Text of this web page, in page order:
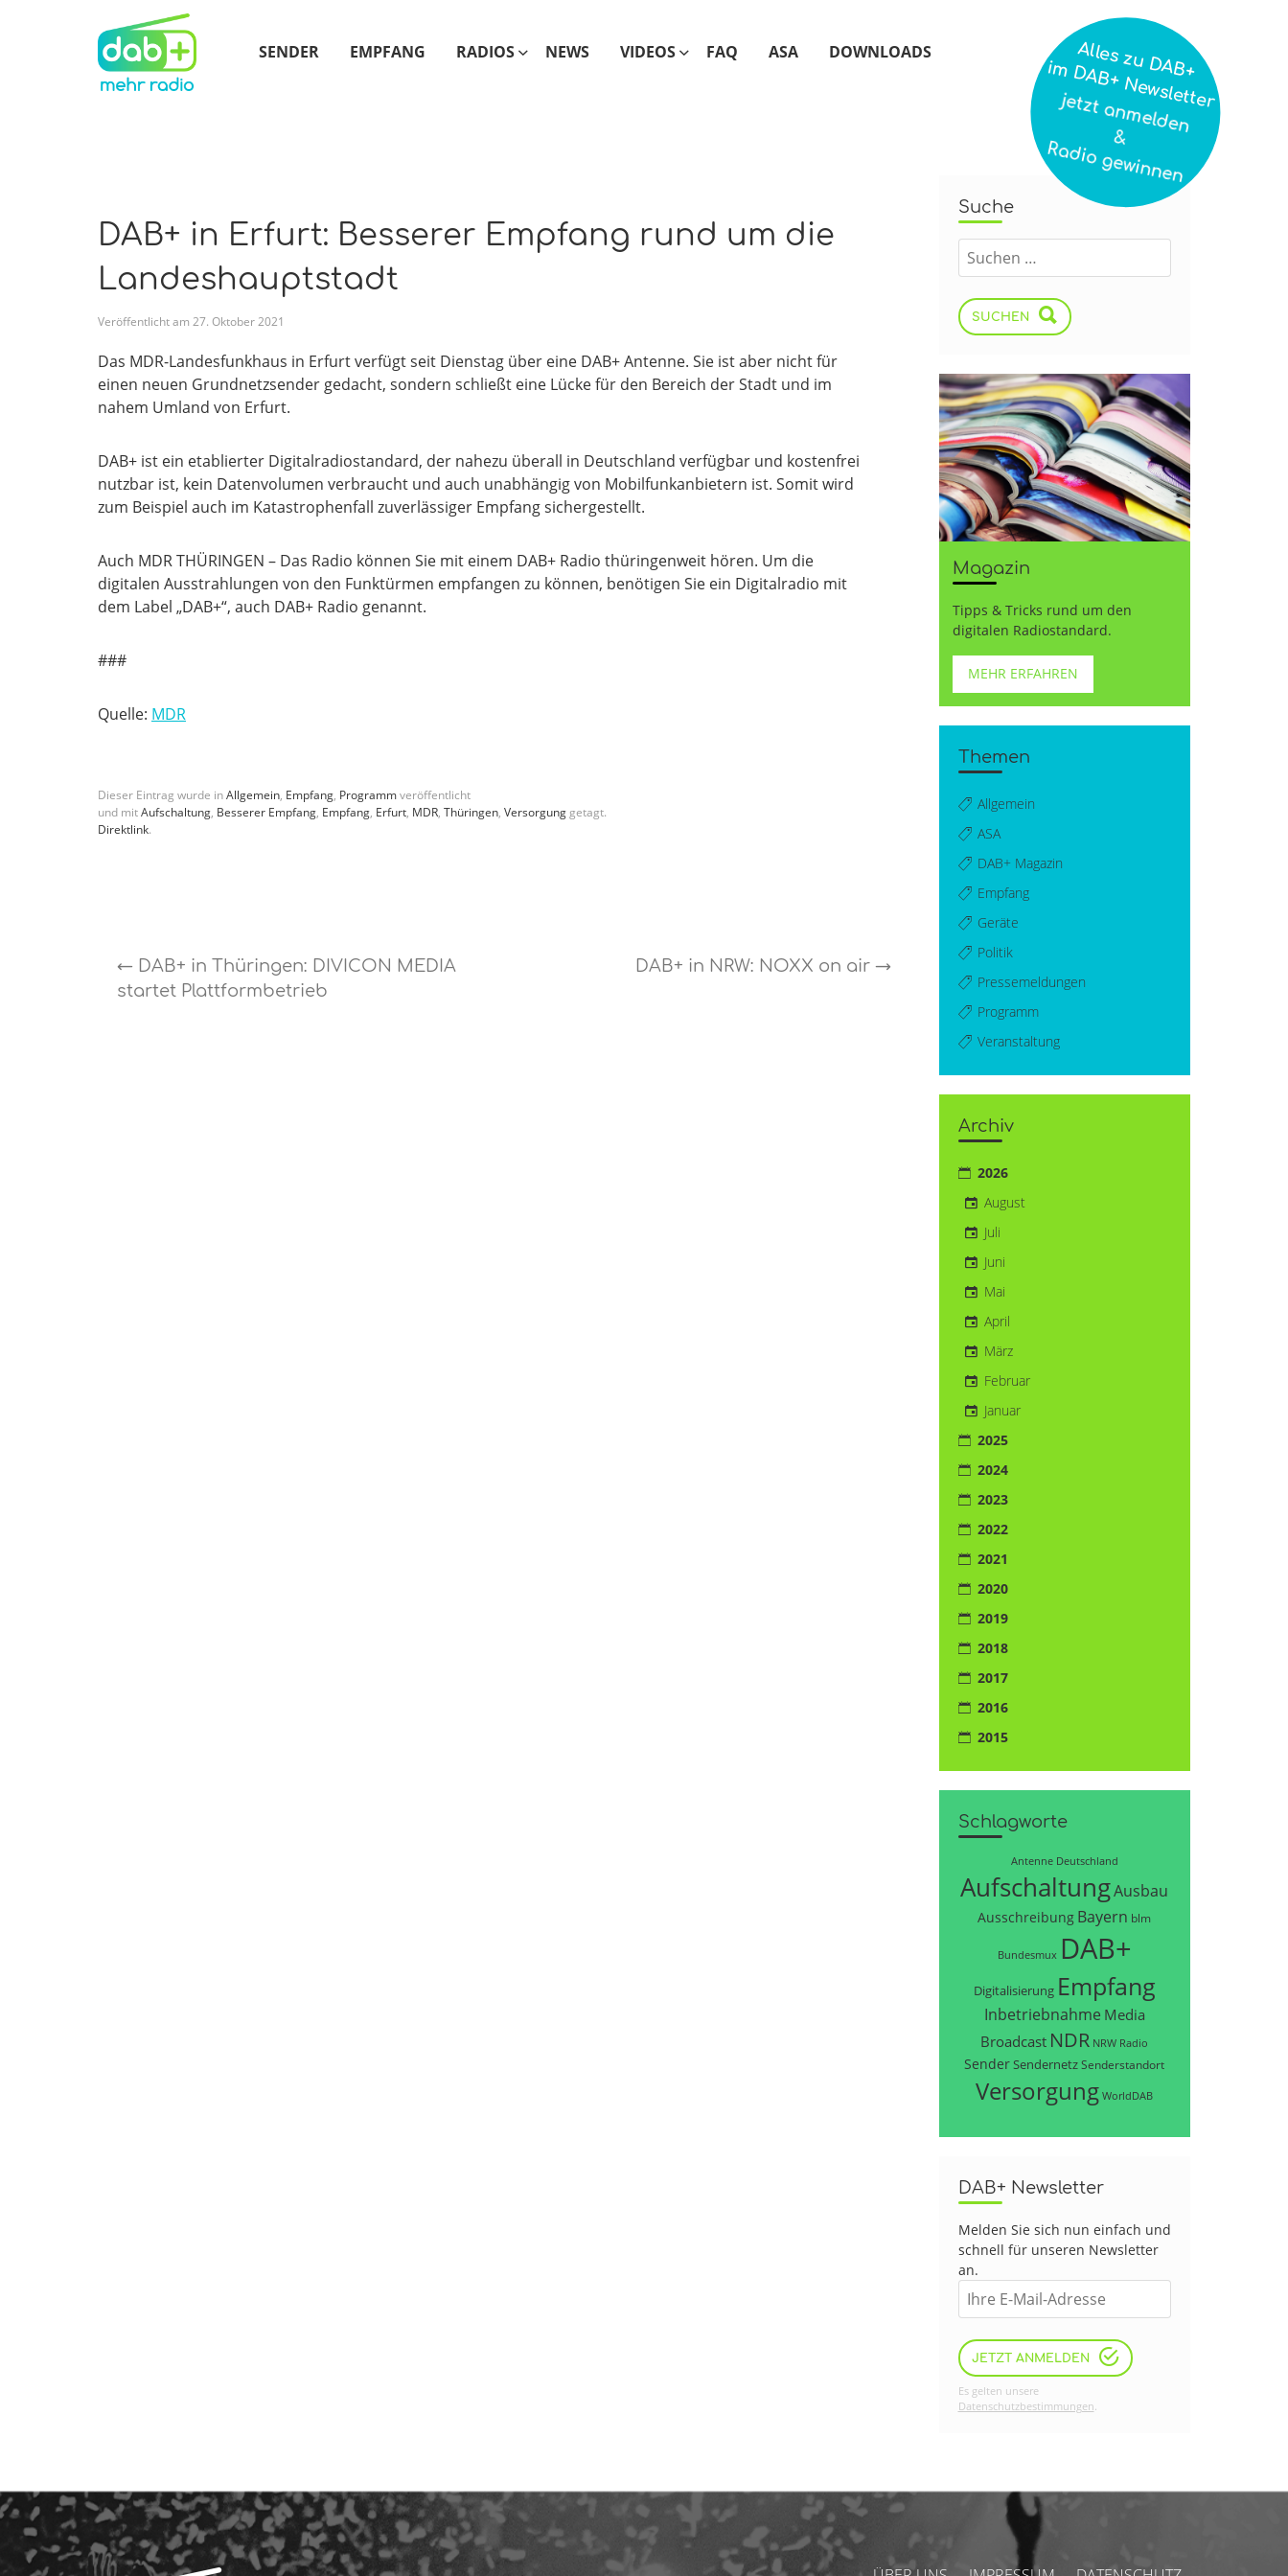
SENDER EMPFANG RADIOS NEWS VIDEOS FAQ ASA DOWNLOADS
DAB+ in Erfurt: Besserer Empfang rund um die
Landeshauptstadt
Veröffentlicht am 27. Oktober2021
Das MDR-Landesfunkhaus in Erfurt verfügt seit Dienstag über eine DAB+ Antenne. Sie ist aber nicht für
einen neuen Grundnetzsender gedacht, sondern schließt eine Lücke für den Bereich der Stadt und im
nahem Umland von Erfurt.
DAB+ ist ein etablierter Digitalradiostandard, der nahezu überall in Deutschland verfügbar und kostenfrei
nutzbar ist, kein Datenvolumen verbraucht und auch unabhängig von Mobilfunkanbietern ist. Somit wird
zum Beispiel auch im Katastrophenfall zuverlässiger Empfang sichergestellt.
Auch MDR THÜRINGEN – Das Radio können Sie mit einem DAB+ Radio thüringenweit hören. Um die
digitalen Ausstrahlungen von den Funktürmen empfangen zu können, benötigen Sie ein Digitalradio mit
dem Label „DAB+“, auch DAB+ Radio genannt.
###
Quelle: MDR
Dieser Eintrag wurde inAllgemein, Empfang, Programmveröffentlicht
und mitAufschaltung, Besserer Empfang, Empfang, Erfurt, MDR, Thüringen, Versorgung getagt.
Direktlink.
← DAB+ in Thüringen: DIVICON MEDIA
startet Plattformbetrieb
DAB+ in NRW: NOXX on air →
Suche
SUCHEN
Magazin
Tipps & Tricks rund um den
digitalen Radiostandard.
MEHR ERFAHREN
Themen
Allgemein
ASA
DAB+ Magazin
Empfang
Geräte
Politik
Pressemeldungen
Programm
Veranstaltung
Archiv
2026
August
Juli
Juni
Mai
April
März
Februar
Januar
2025
2024
2023
2022
2021
2020
2019
2018
2017
2016
2015
Schlagworte
Antenne Deutschland
AufschaltungAusbau
Ausschreibung Bayern blm
Bundesmux DAB+
Digitalisierung Empfang
Inbetriebnahme Media
Broadcast NDR NRW Radio
SenderSendernetzSenderstandort
Versorgung WorldDAB
DAB+ Newsletter
Melden Sie sich nun einfach und
schnell für unseren Newsletter
an.
JETZT ANMELDEN
Es gelten unsere
Datenschutzbestimmungen.
Alles zu DAB+
im DAB+ Newsletter
jetzt anmelden
&
Radio gewinnen